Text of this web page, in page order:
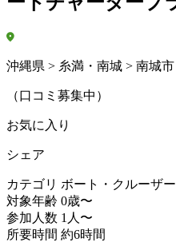
沖縄県 > 糸満・南城 > 南城市
（口コミ募集中）
お気に入り
シェア
カテゴリ ボート・クルーザ
対象年齢 0歳〜
参加人数 1人〜
所要時間 約6時間